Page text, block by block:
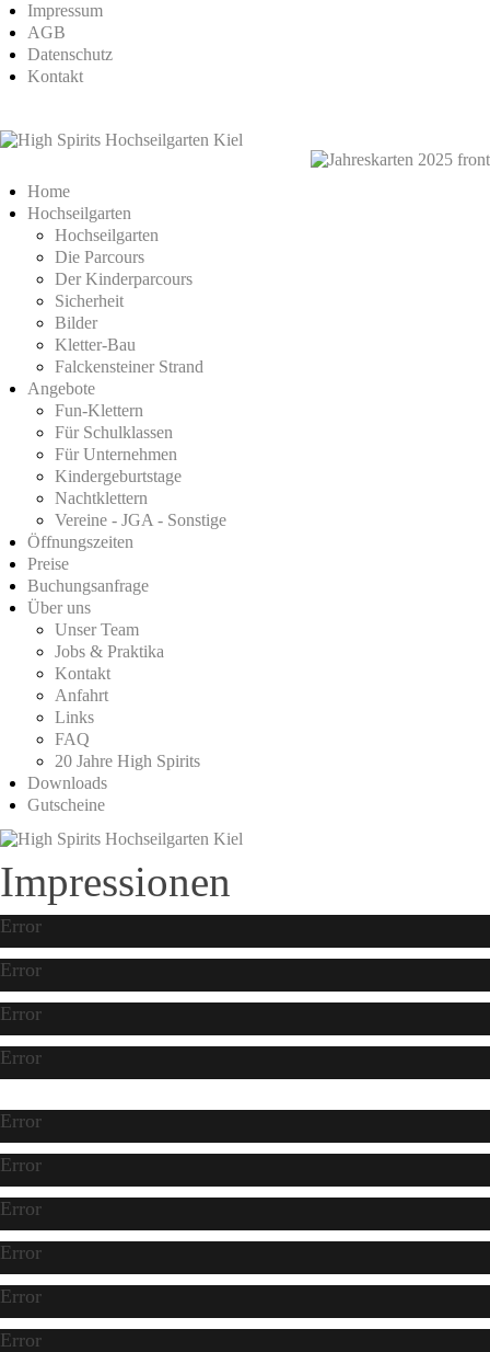
Impressum
AGB
Datenschutz
Kontakt
Home
Hochseilgarten
Hochseilgarten
Die Parcours
Der Kinderparcours
Sicherheit
Bilder
Kletter-Bau
Falckensteiner Strand
Angebote
Fun-Klettern
Für Schulklassen
Für Unternehmen
Kindergeburtstage
Nachtklettern
Vereine - JGA - Sonstige
Öffnungszeiten
Preise
Buchungsanfrage
Über uns
Unser Team
Jobs & Praktika
Kontakt
Anfahrt
Links
FAQ
20 Jahre High Spirits
Downloads
Gutscheine
Impressionen
Error
Error
Error
Error
Error
Error
Error
Error
Error
Error